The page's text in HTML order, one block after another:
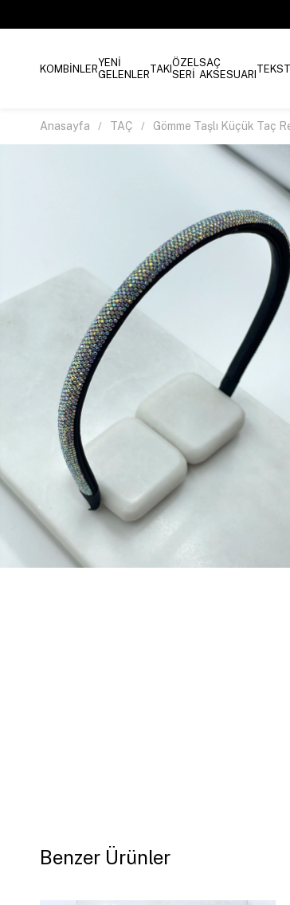
KOMBİNLERYENİ
GELENLERTAKIÖZEL
SERİ
SAÇ
AKSESUARI
Anasayfa TAÇ Gömme Taşlı Küçük Taç
Benzer Ürünler